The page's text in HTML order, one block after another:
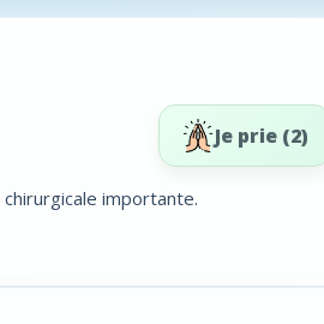
Je prie (2)
importante.